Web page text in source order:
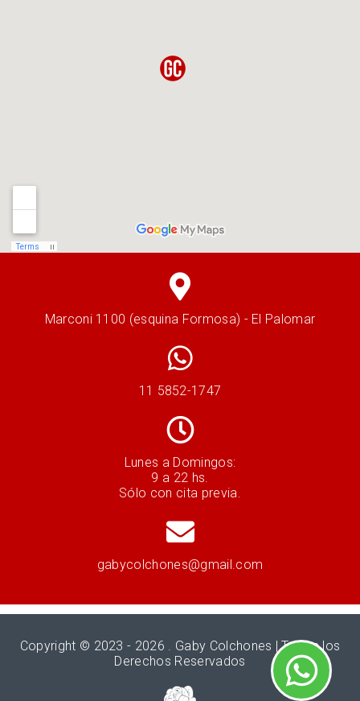
Marconi 1100 (esquina Formosa) - El Palomar
11 5852-1747
Lunes a Domingos:
9 a 22 hs.
Sólo con cita previa.
gabycolchones@gmail.com
Copyright © 2023 - 2026 . Gaby Colchones | Todos los
Derechos Reservados